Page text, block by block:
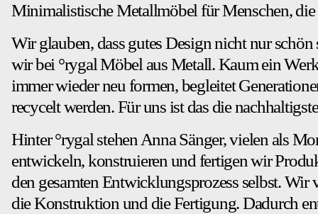
Minimalistische Metallmöbel für Menschen,
Wir glauben, dass gutes Design nicht nur
wir bei °rygal Möbel aus Metall. Kaum ein
immer wieder neu formen, begleitet
recycelt werden. Für uns ist das die
Hinter °rygal stehen Anna Sänger, vielen als
entwickeln, konstruieren und fertigen wir
den gesamten Entwicklungsprozess selbst.
die Konstruktion und die Fertigung. Dadurch